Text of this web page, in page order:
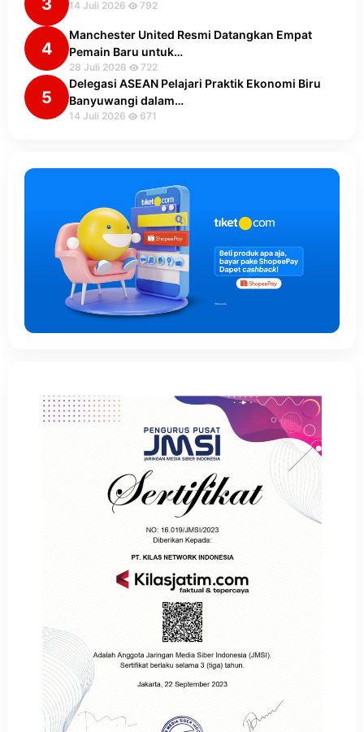
14 Juli 2026 792
4
Manchester United Resmi Datangkan Empat
Pemain Baru untuk…
28 Juli 2026 722
5
Delegasi ASEAN Pelajari Praktik Ekonomi Biru
Banyuwangi dalam…
14 Juli 2026 671